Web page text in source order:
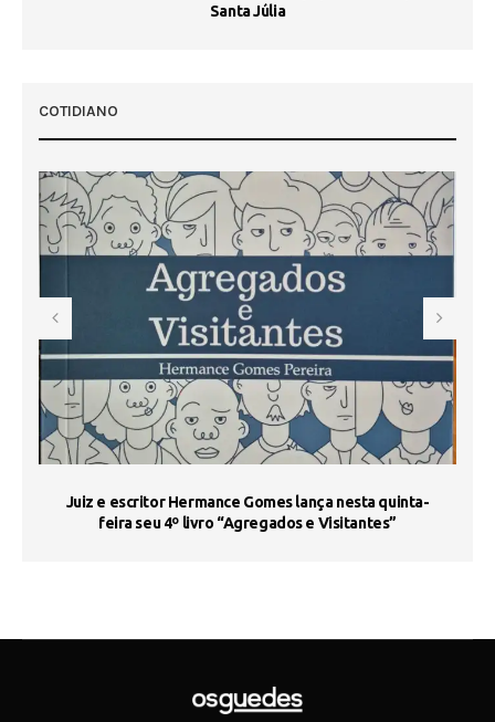
Santa Júlia
COTIDIANO
Juiz e escritor Hermance Gomes lança nesta quinta-
feira seu 4º livro “Agregados e Visitantes”